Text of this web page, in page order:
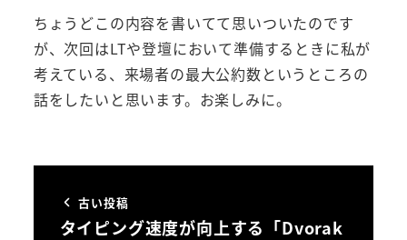
ちょうどこの内容を書いてて思いついたのです
が、次回はLTや登壇において準備するときに私が
考えている、来場者の最大公約数というところの
話をしたいと思います。お楽しみに。
古い投稿
タイピング速度が向上する「Dvorak